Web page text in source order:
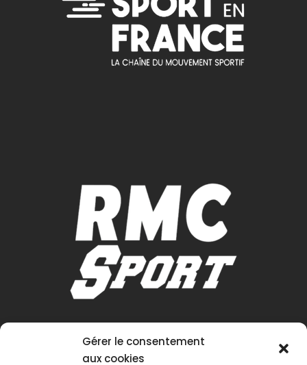
Gérer le consentement
aux cookies